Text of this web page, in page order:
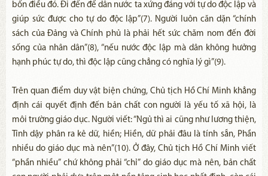
bốn điều đó. Đi đến để dân nước ta xứng đáng với tự do độc lập và
giúp sức được cho tự do độc lập”(7). Người luôn căn dặn “chính
sách của Đảng và Chính phủ là phải hết sức chăm nom đến đời
sống của nhân dân”(8), “nếu nước độc lập mà dân không hưởng
hạnh phúc tự do, thì độc lập cũng chẳng có nghĩa lý gì”(9).
Trên quan điểm duy vật biện chứng, Chủ tịch Hồ Chí Minh khẳng
định cái quyết định đến bản chất con người là yếu tố xã hội, là
môi trường giáo dục. Người viết: “Ngủ thì ai cũng như lương thiện,
Tỉnh dậy phân ra kẻ dữ, hiền; Hiền, dữ phải đâu là tính sẵn, Phần
nhiều do giáo dục mà nên”(10). Ở đây, Chủ tịch Hồ Chí Minh viết
“phần nhiều” chứ không phải “chỉ” do giáo dục mà nên, bản chất